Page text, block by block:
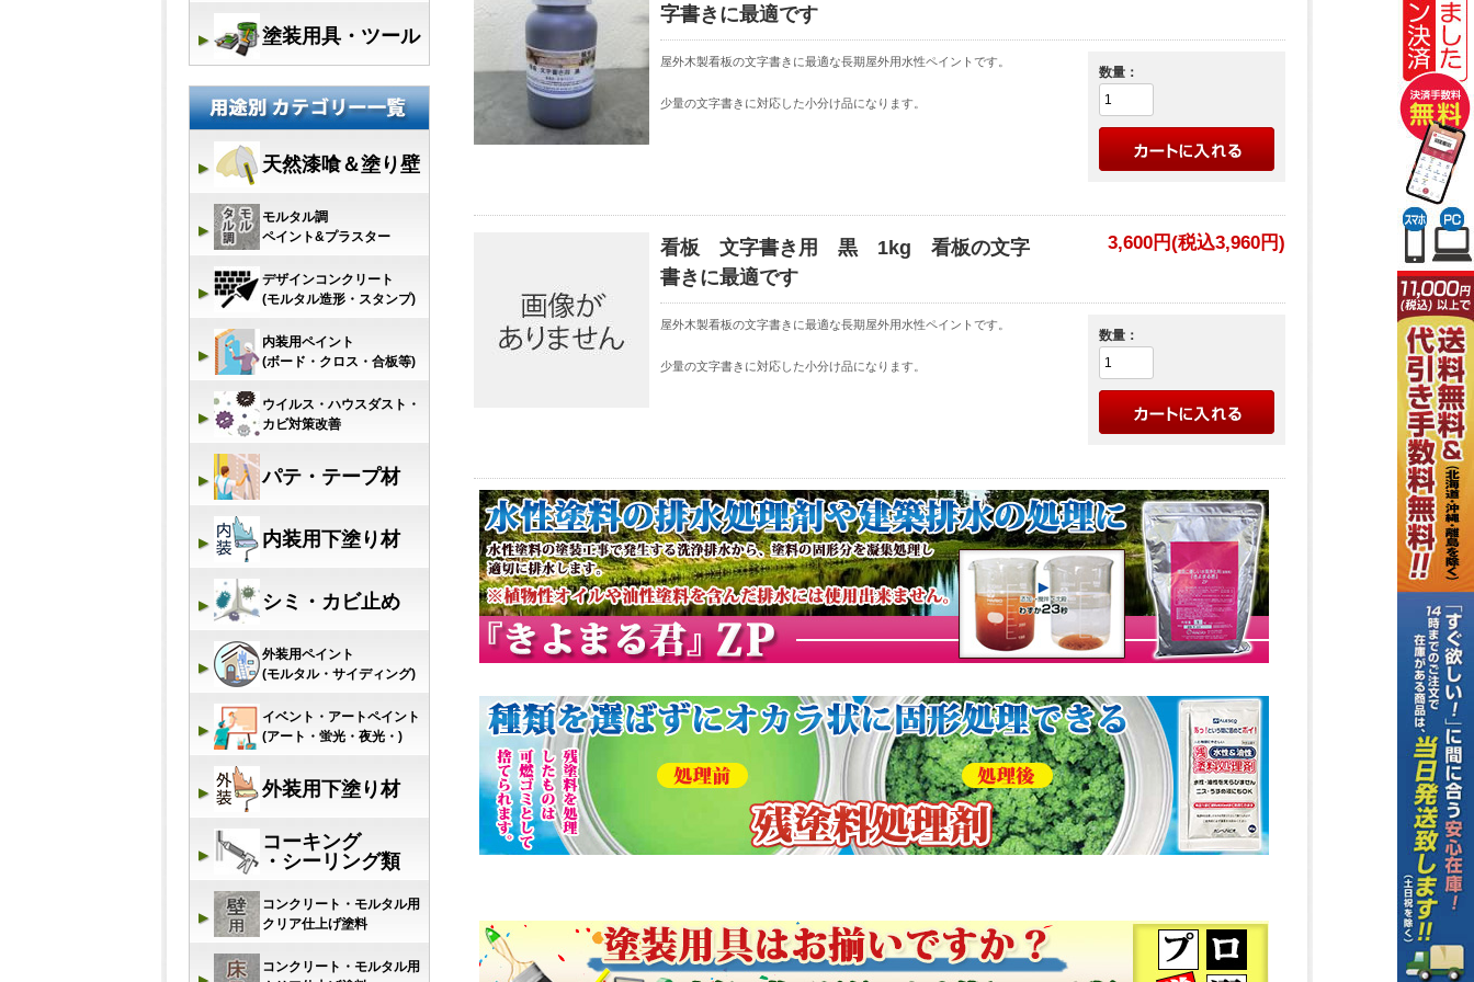
字書きに最適です
屋外木製看板の文字書きに最適な長期屋外用水性ペイントです。
少量の文字書きに対応した小分け品になります。
数量：
看板 文字書き用 黒 1kg 看板の文字
書きに最適です
3,600円(税込3,960円)
屋外木製看板の文字書きに最適な長期屋外用水性ペイントです。
少量の文字書きに対応した小分け品になります。
数量：